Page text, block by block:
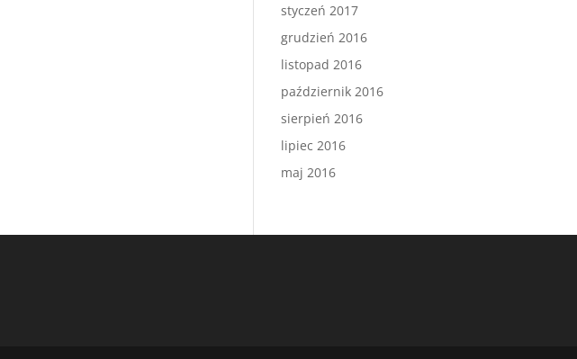
styczeń 2017
grudzień 2016
listopad 2016
październik 2016
sierpień 2016
lipiec 2016
maj 2016